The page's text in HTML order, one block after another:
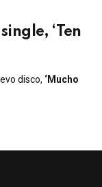
‘Ten
disco, ‘Mucho